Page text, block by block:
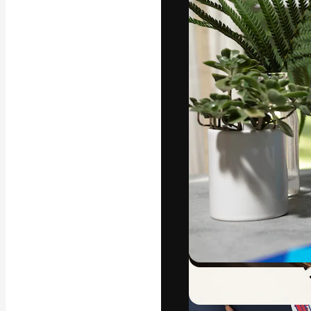
La plateforme
vos meilleurs
d’abonnés :
studios.
Français